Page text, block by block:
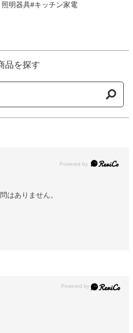
明器具#キッチン家電
品を探す
Powered by
はありません。